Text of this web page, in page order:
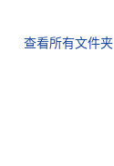
查看所有文件夹